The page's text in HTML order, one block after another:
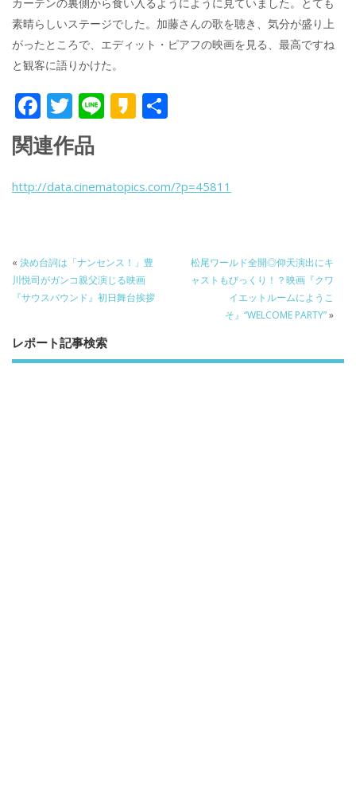
素晴らしいステージでした。加藤さんの歌を聴き、気分が盛り上
がったところで、エディット・ピアフの映画を見る、最高ですね
と観客に語りかけた。
F
ac
e
b
k
T
w
itt
er
Li K
a
関連作品
http://data.cinematopics.com/?p=45811
« 決め台詞は「ナンセンス！」豊
川悦司がガンコ親父演じる映画
『サウスバウンド』初日舞台挨拶
松尾ワールド全開◎仰天演出にキ
ャストもびっくり！？映画『クワ
イエットルームにようこ
そ』“WELCOME PARTY”»
レポート記事検索